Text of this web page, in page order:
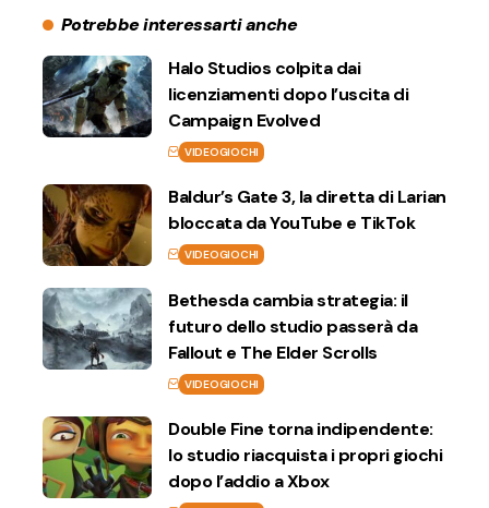
Potrebbe interessarti anche
Halo Studios colpita dai
licenziamenti dopo l’uscita di
Campaign Evolved
VIDEOGIOCHI
Baldur’s Gate 3, la diretta di Larian
bloccata da YouTube e TikTok
VIDEOGIOCHI
Bethesda cambia strategia: il
futuro dello studio passerà da
Fallout e The Elder Scrolls
VIDEOGIOCHI
Double Fine torna indipendente:
lo studio riacquista i propri giochi
dopo l’addio a Xbox